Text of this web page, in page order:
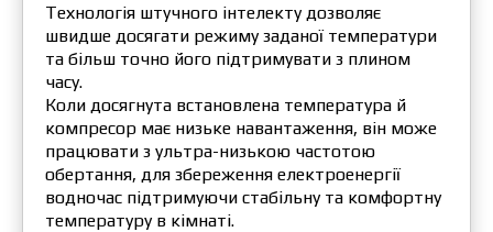
Технологія штучного інтелекту дозволяє
швидше досягати режиму заданої температури
та більш точно його підтримувати з плином
часу.
Коли досягнута встановлена температура й
компресор має низьке навантаження, він може
працювати з ультра-низькою частотою
обертання, для збереження електроенергії
водночас підтримуючи стабільну та комфортну
температуру в кімнаті.